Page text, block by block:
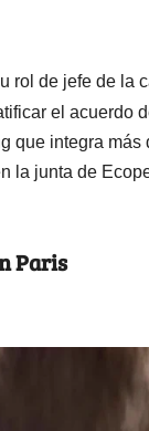
rol de jefe de la
el acuerdo
que integra
la junta de
Paris